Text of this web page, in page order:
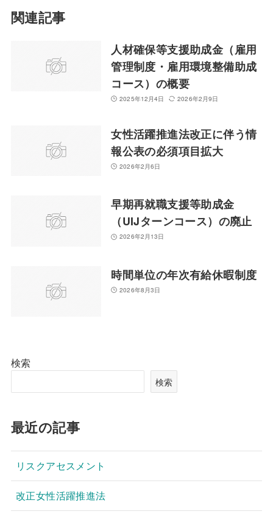
関連記事
人材確保等支援助成金（雇用
管理制度・雇用環境整備助成
コース）の概要
2025年12月4日 2026年2月9日
女性活躍推進法改正に伴う情
報公表の必須項目拡大
2026年2月6日
早期再就職支援等助成金
（UIJターンコース）の廃止
2026年2月13日
時間単位の年次有給休暇制度
2026年8月3日
検索
検索
最近の記事
リスクアセスメント
改正女性活躍推進法